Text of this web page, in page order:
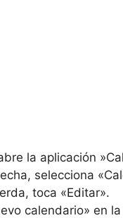
la aplicación
selecciona
toca «Editar».
calendario» en⁤